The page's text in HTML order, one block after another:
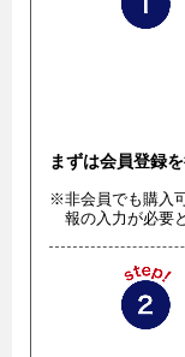
まずは会員登録
※非会員でも購入
報の入力が必要